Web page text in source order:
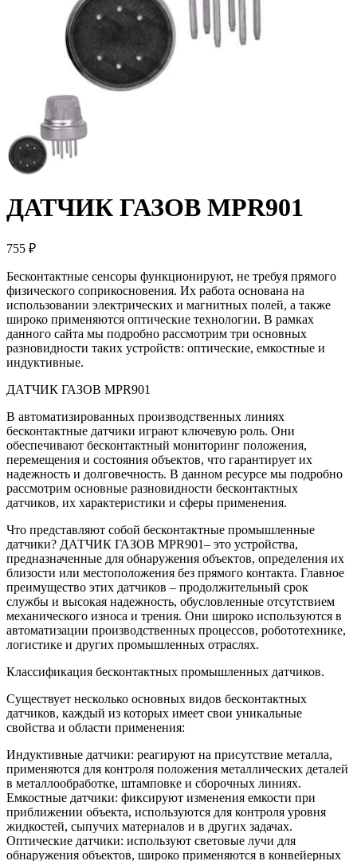
ДАТЧИК ГАЗОВ MPR901
755 ₽
Бесконтактные сенсоры функционируют, не требуя прямого
физического соприкосновения. Их работа основана на
использовании электрических и магнитных полей, а также
широко применяются оптические технологии. В рамках
данного сайта мы подробно рассмотрим три основных
разновидности таких устройств: оптические, емкостные и
индуктивные.
ДАТЧИК ГАЗОВ MPR901
В автоматизированных производственных линиях
бесконтактные датчики играют ключевую роль. Они
обеспечивают бесконтактный мониторинг положения,
перемещения и состояния объектов, что гарантирует их
надежность и долговечность. В данном ресурсе мы подробно
рассмотрим основные разновидности бесконтактных
датчиков, их характеристики и сферы применения.
Что представляют собой бесконтактные промышленные
датчики? ДАТЧИК ГАЗОВ MPR901– это устройства,
предназначенные для обнаружения объектов, определения их
близости или местоположения без прямого контакта. Главное
преимущество этих датчиков – продолжительный срок
службы и высокая надежность, обусловленные отсутствием
механического износа и трения. Они широко используются в
автоматизации производственных процессов, робототехнике,
логистике и других промышленных отраслях.
Классификация бесконтактных промышленных датчиков.
Существует несколько основных видов бесконтактных
датчиков, каждый из которых имеет свои уникальные
свойства и области применения:
Индуктивные датчики: реагируют на присутствие металла,
применяются для контроля положения металлических деталей
в металлообработке, штамповке и сборочных линиях.
Емкостные датчики: фиксируют изменения емкости при
приближении объекта, используются для контроля уровня
жидкостей, сыпучих материалов и в других задачах.
Оптические датчики: используют световые лучи для
обнаружения объектов, широко применяются в конвейерных